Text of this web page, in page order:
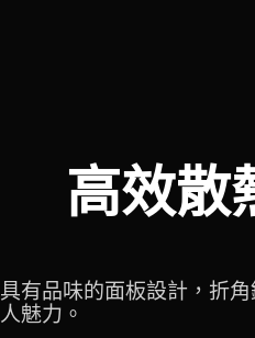
高效散
具有品味的面板設計，折
人魅力。